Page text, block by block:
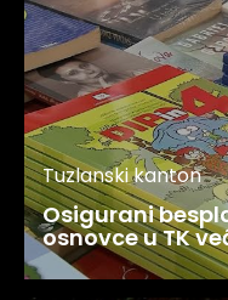
Tuzlanski kanton
Osigurani
osnovce u TK